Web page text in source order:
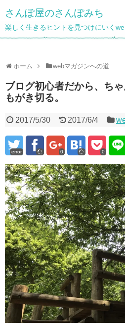
さんぽ屋のさんぽみち
楽しく生きるヒントを見つけにいく
ホーム webマガジンへの道
ブログ初心者だから、ち
もがき切る。
2017/5/30 2017/6/4
error 0 0